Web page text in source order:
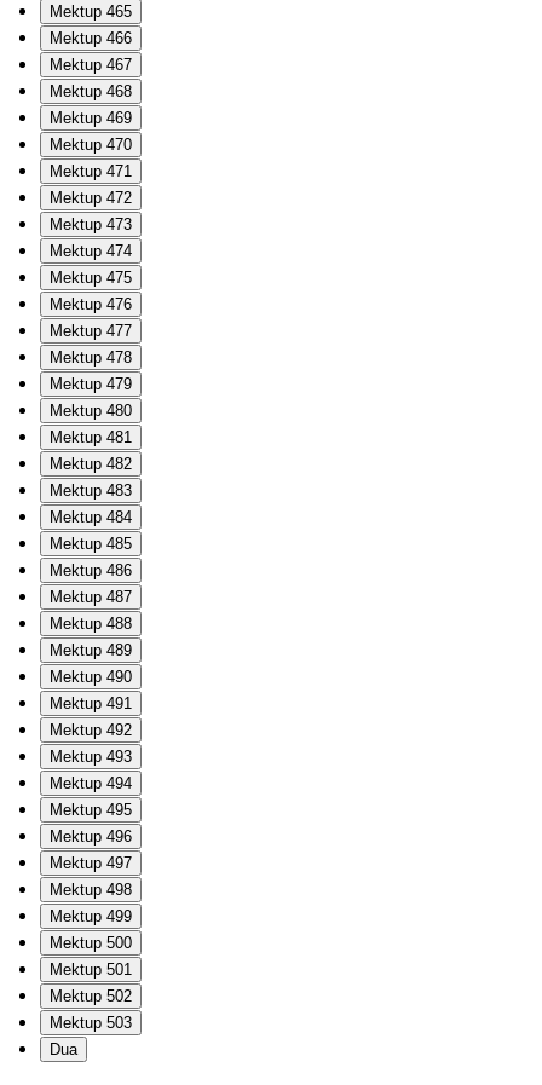
Mektup 465
Mektup 466
Mektup 467
Mektup 468
Mektup 469
Mektup 470
Mektup 471
Mektup 472
Mektup 473
Mektup 474
Mektup 475
Mektup 476
Mektup 477
Mektup 478
Mektup 479
Mektup 480
Mektup 481
Mektup 482
Mektup 483
Mektup 484
Mektup 485
Mektup 486
Mektup 487
Mektup 488
Mektup 489
Mektup 490
Mektup 491
Mektup 492
Mektup 493
Mektup 494
Mektup 495
Mektup 496
Mektup 497
Mektup 498
Mektup 499
Mektup 500
Mektup 501
Mektup 502
Mektup 503
Dua